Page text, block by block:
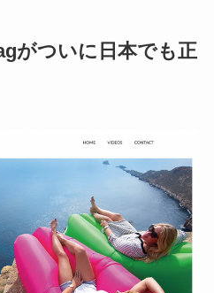
がついに日本でも正